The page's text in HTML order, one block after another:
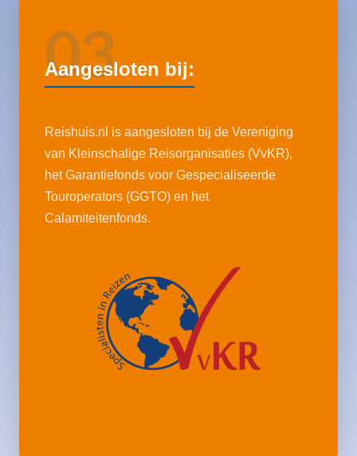
03
Aangesloten bij:
Reishuis.nl is aangesloten bij de Vereniging
van Kleinschalige Reisorganisaties (VvKR),
het Garantiefonds voor Gespecialiseerde
Touroperators (GGTO) en het
Calamiteitenfonds.